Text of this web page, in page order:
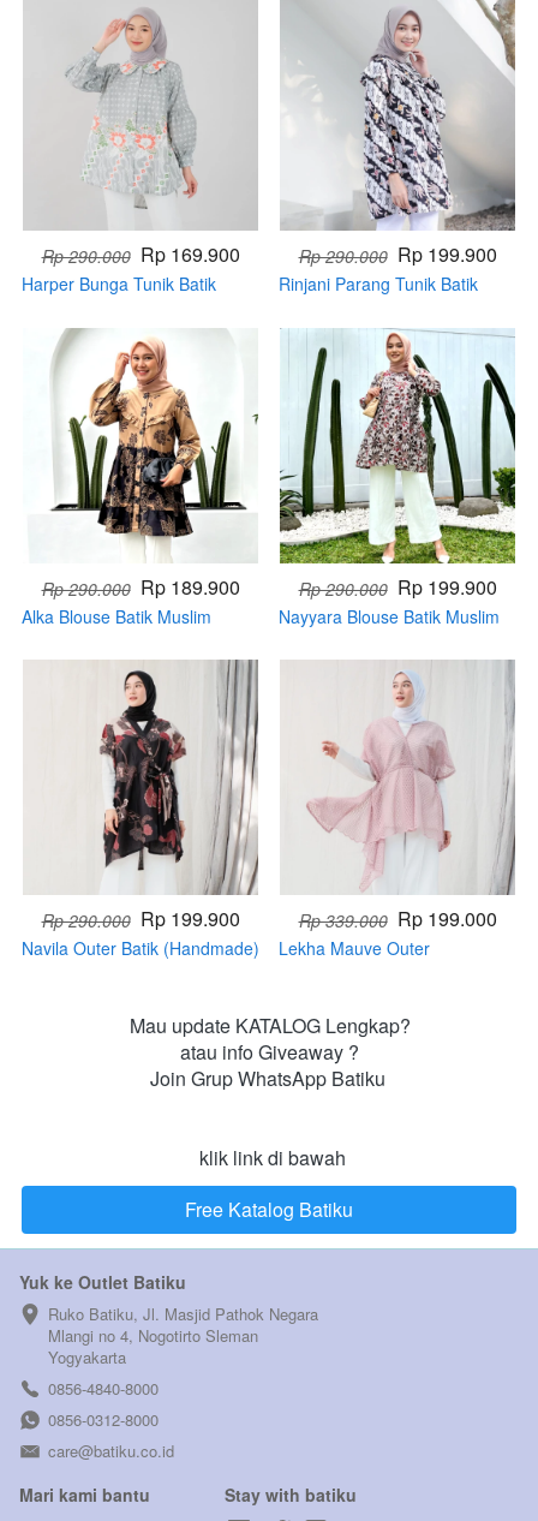
Rp 290.000 Rp 169.900
Harper Bunga Tunik Batik
Rp 290.000 Rp 199.900
Rinjani Parang Tunik Batik
Rp 290.000 Rp 189.900
Alka Blouse Batik Muslim
Rp 290.000 Rp 199.900
Nayyara Blouse Batik Muslim
Rp 290.000 Rp 199.900
Navila Outer Batik (Handmade)
Rp 339.000 Rp 199.000
Lekha Mauve Outer
Mau update KATALOG Lengkap?
atau info Giveaway ?
Join Grup WhatsApp Batiku
klik link di bawah
`Free Katalog Batiku
Yuk ke Outlet Batiku
Ruko Batiku, Jl. Masjid Pathok Negara
Mlangi no 4, Nogotirto Sleman
Yogyakarta
0856-4840-8000
0856-0312-8000
care@batiku.co.id
Mari kami bantu Stay with batiku